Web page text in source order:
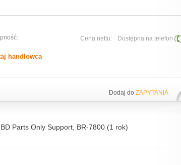
handlowca
Cena netto: Dostępna na telefon
Dodaj do ZAPYTANIA
Parts Only Support, BR-7800 (1 rok)